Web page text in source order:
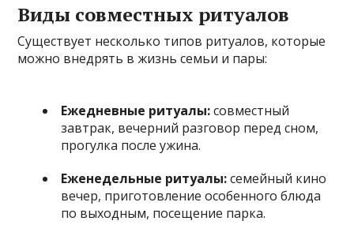
Виды совместных ритуалов
Существует несколько типов ритуалов, которые
можно внедрять в жизнь семьи и пары:
Ежедневные ритуалы:совместный
завтрак, вечерний разговор перед сном,
прогулка после ужина.
Еженедельные ритуалы:семейный кино
вечер, приготовление особенного блюда
по выходным, посещение парка.